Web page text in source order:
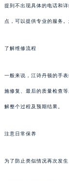
提到不出现具体的电话和
点，可以提供专业的服务
了解维修流程
一般来说，江诗丹顿的手
施修复、最后的质量检查
解整个过程及预期结果。
注意日常保养
为了防止类似情况再次发